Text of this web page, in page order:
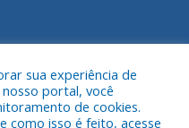
sua experiência de
portal, você
de cookies.
como isso é feito, acesse